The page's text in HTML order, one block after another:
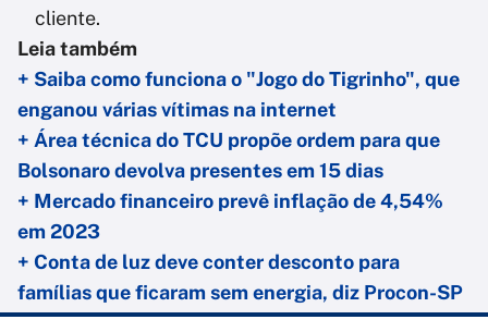
cliente.
Leia também
+ Saiba como funciona o "Jogo do Tigrinho", que
enganou várias vítimas na internet
+ Área técnica do TCU propõe ordem para que
Bolsonaro devolva presentes em 15 dias
+ Mercado financeiro prevê inflação de 4,54%
em 2023
+ Conta de luz deve conter desconto para
famílias que ficaram sem energia, diz Procon-SP